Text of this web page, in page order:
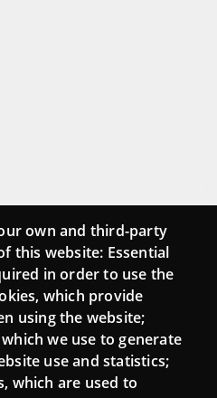
own and third-party
this website: Essential
in order to use the
which provide
using the website;
we use to generate
use and statistics;
which are used to